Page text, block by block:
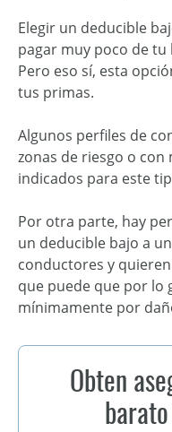
Elegir un deducible
pagar muy poco de
Pero eso sí, esta
tus primas.
Algunos perfiles de
zonas de riesgo o
indicados para este
Por otra parte, hay
un deducible bajo a
conductores y
que puede que por lo
mínimamente por
Obten